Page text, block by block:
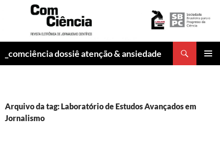
_comciência dossiê atenção & ansiedade
Arquivo da tag: Laboratório de Estudos Avançados em
Jornalismo